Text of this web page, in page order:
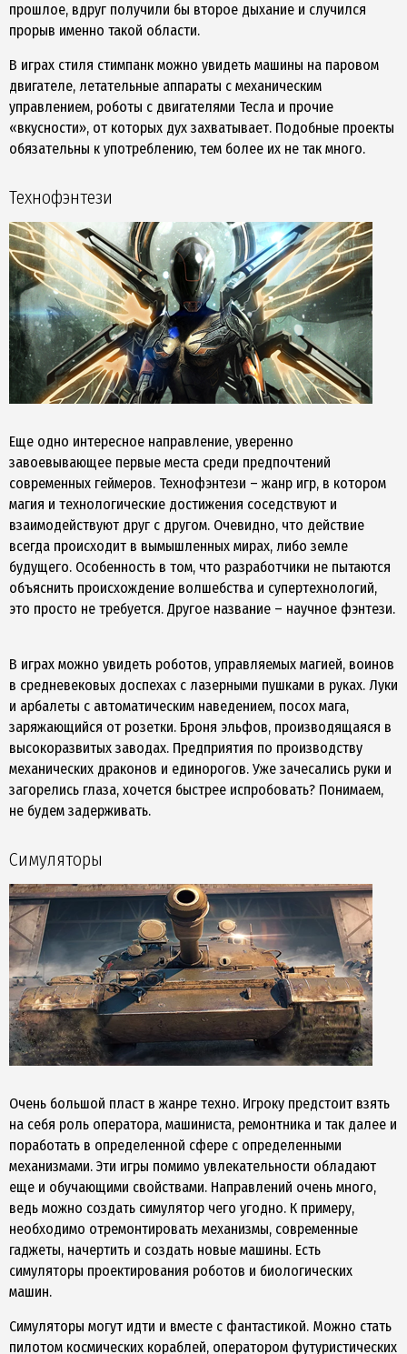
прошлое, вдруг получили бы второе дыхание и случился
прорыв именно такой области.
В играх стиля стимпанк можно увидеть машины на паровом
двигателе, летательные аппараты с механическим
управлением, роботы с двигателями Тесла и прочие
«вкусности», от которых дух захватывает. Подобные проекты
обязательны к употреблению, тем более их не так много.
Технофэнтези
Еще одно интересное направление, уверенно
завоевывающее первые места среди предпочтений
современных геймеров. Технофэнтези – жанр игр, в котором
магия и технологические достижения соседствуют и
взаимодействуют друг с другом. Очевидно, что действие
всегда происходит в вымышленных мирах, либо земле
будущего. Особенность в том, что разработчики не пытаются
объяснить происхождение волшебства и супертехнологий,
это просто не требуется. Другое название – научное фэнтези.
В играх можно увидеть роботов, управляемых магией, воинов
в средневековых доспехах с лазерными пушками в руках. Луки
и арбалеты с автоматическим наведением, посох мага,
заряжающийся от розетки. Броня эльфов, производящаяся в
высокоразвитых заводах. Предприятия по производству
механических драконов и единорогов. Уже зачесались руки и
загорелись глаза, хочется быстрее испробовать? Понимаем,
не будем задерживать.
Симуляторы
Очень большой пласт в жанре техно. Игроку предстоит взять
на себя роль оператора, машиниста, ремонтника и так далее и
поработать в определенной сфере с определенными
механизмами. Эти игры помимо увлекательности обладают
еще и обучающими свойствами. Направлений очень много,
ведь можно создать симулятор чего угодно. К примеру,
необходимо отремонтировать механизмы, современные
гаджеты, начертить и создать новые машины. Есть
симуляторы проектирования роботов и биологических
машин.
Симуляторы могут идти и вместе с фантастикой. Можно стать
пилотом космических кораблей, оператором футуристических